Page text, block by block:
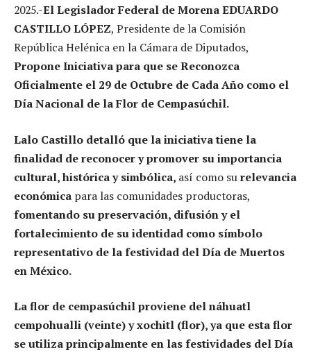
2025.-El Legislador Federal de Morena EDUARDO
CASTILLO LÓPEZ, Presidente de la Comisión
República Helénica en la Cámara de Diputados,
Propone Iniciativa para que se Reconozca
Oficialmente el 29 de Octubre de Cada Año como el
Día Nacional de la Flor de Cempasúchil.
Lalo Castillo detalló que la iniciativa tiene la
finalidad de reconocer y promover su importancia
cultural, histórica y simbólica, así como surelevancia
económica para las comunidades productoras,
fomentando su preservación, difusión y el
fortalecimiento de su identidad como símbolo
representativo de la festividad del Día de Muertos
en México.
La flor de cempasúchil proviene del náhuatl
cempohualli (veinte) y xochitl (flor), ya que esta flor
se utiliza principalmente en las festividades del Día